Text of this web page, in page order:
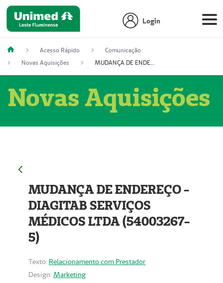
Login
Acesso Rápido
Comunicação
Novas Aquisições
MUDANÇA DE ENDEREÇO - DIAGITAB SERVIÇOS MÉDICOS LTDA (54003267-5)
Novas Aquisições
MUDANÇA DE ENDEREÇO -
DIAGITAB SERVIÇOS
MÉDICOS LTDA (54003267-
5)
Texto: Relacionamento com Prestador
Design: Marketing